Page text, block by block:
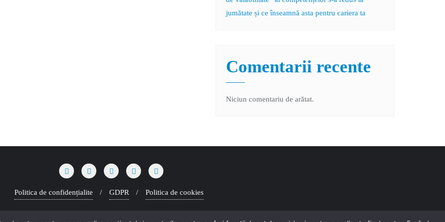
jumătate și ce înseamnă asta pentru cariera ta
Comentarii recente
Niciun comentariu de arătat.
Politica de confidențialite GDPR Politica de cookies